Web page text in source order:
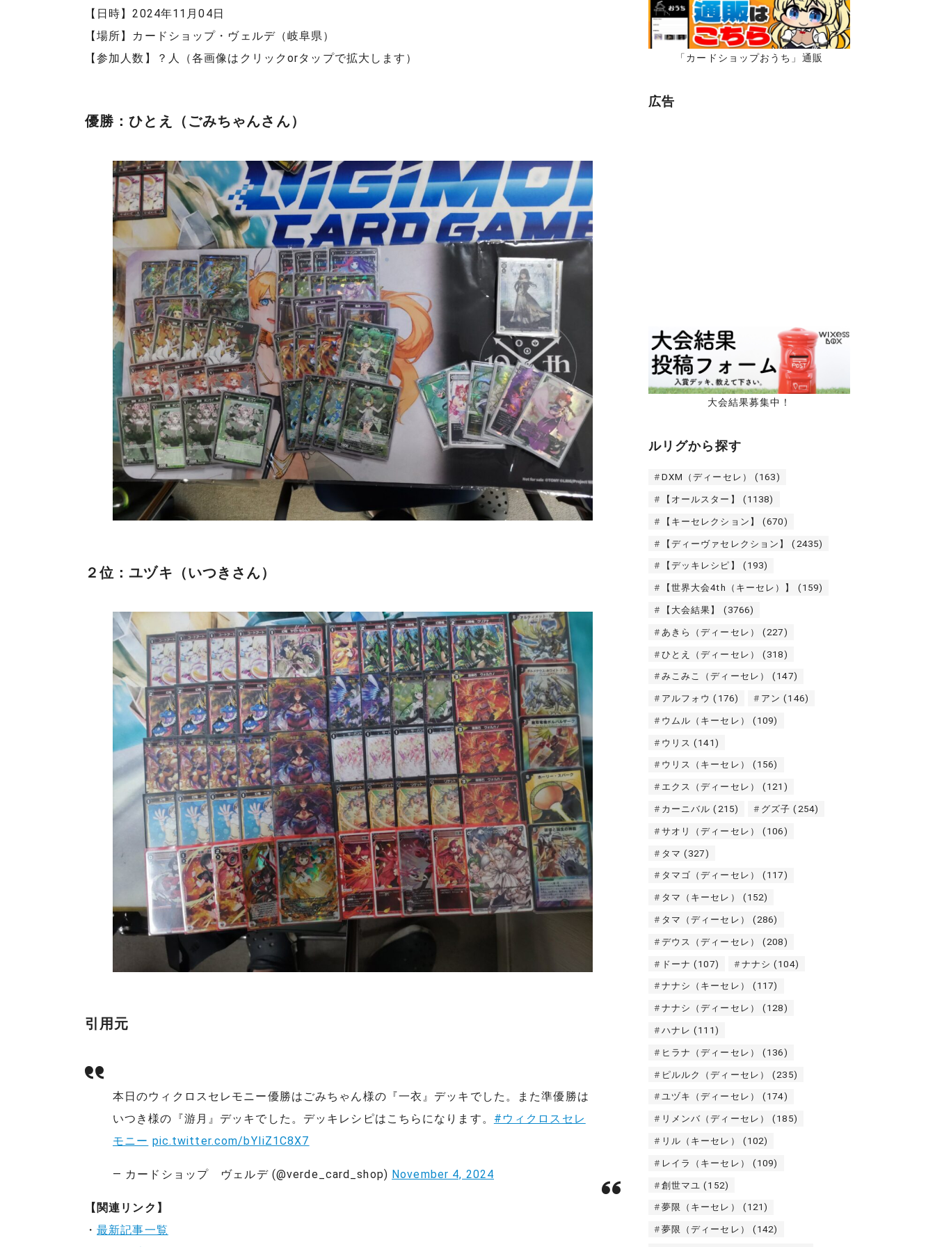
【日時】2024年11月04日
【場所】カードショップ・ヴェルデ（岐阜県）
【参加人数】？人（各画像はクリックorタップで拡大します）
優勝：ひとえ（ごみちゃんさん）
２位：ユヅキ（いつきさん）
引用元
本日のウィクロスセレモニー優勝はごみちゃん様の『一衣』デッキでした。また準優勝は
いつき様の『游月』デッキでした。デッキレシピはこちらになります。 #ウィクロスセレ
モニー pic.twitter.com/bYIiZ1C8X7
— カードショップ ヴェルデ (@verde_card_shop) November 4, 2024
【関連リンク】
・最新記事一覧
「カードショップおうち」通販
広告
大会結果募集中！
ルリグから探す
DXM（ディーセレ） (163)
【オールスター】 (1138)
【キーセレクション】 (670)
【ディーヴァセレクション】 (2435)
【デッキレシピ】 (193)
【世界大会4th（キーセレ）】 (159)
【大会結果】 (3766)
あきら（ディーセレ） (227)
ひとえ（ディーセレ） (318)
みこみこ（ディーセレ） (147)
アルフォウ (176) アン (146)
ウムル（キーセレ） (109)
ウリス (141)
ウリス（キーセレ） (156)
エクス（ディーセレ） (121)
カーニバル (215) グズ子 (254)
サオリ（ディーセレ） (106)
タマ (327)
タマゴ（ディーセレ） (117)
タマ（キーセレ） (152)
タマ（ディーセレ） (286)
デウス（ディーセレ） (208)
ドーナ (107) ナナシ (104)
ナナシ（キーセレ） (117)
ナナシ（ディーセレ） (128)
ハナレ (111)
ヒラナ（ディーセレ） (136)
ピルルク（ディーセレ） (235)
ユヅキ（ディーセレ） (174)
リメンバ（ディーセレ） (185)
リル（キーセレ） (102)
レイラ（キーセレ） (109)
創世マユ (152)
夢限（キーセレ） (121)
夢限（ディーセレ） (142)